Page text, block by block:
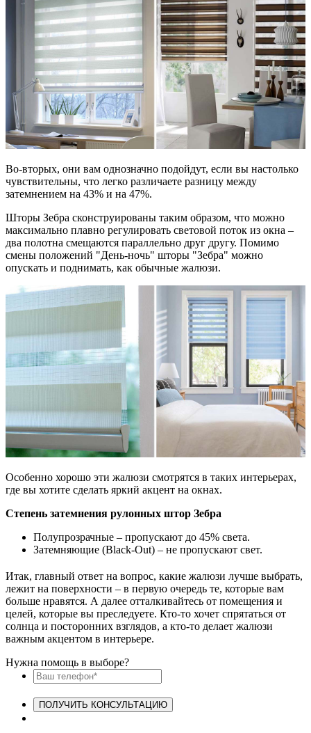
Во-вторых, они вам однозначно подойдут, если вы настолько
чувствительны, что легко различаете разницу между
затемнением на 43% и на 47%.
Шторы Зебра сконструированы таким образом, что можно
максимально плавно регулировать световой поток из окна –
два полотна смещаются параллельно друг другу. Помимо
смены положений "День-ночь" шторы "Зебра" можно
опускать и поднимать, как обычные жалюзи.
Особенно хорошо эти жалюзи смотрятся в таких интерьерах,
где вы хотите сделать яркий акцент на окнах.
Степень затемнения рулонных штор Зебра
Полупрозрачные – пропускают до 45% света.
Затемняющие (Black-Out) – не пропускают свет.
Итак, главный ответ на вопрос, какие жалюзи лучше выбрать,
лежит на поверхности – в первую очередь те, которые вам
больше нравятся. А далее отталкивайтесь от помещения и
целей, которые вы преследуете. Кто-то хочет спрятаться от
солнца и посторонних взглядов, а кто-то делает жалюзи
важным акцентом в интерьере.
Нужна помощь в выборе?
ПОЛУЧИТЬ КОНСУЛЬТАЦИЮ